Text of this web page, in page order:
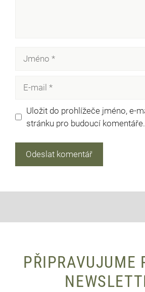
mail
Uložit do prohlížeče jméno, e-
stránku pro budoucí komentáře.
PŘIPRAVUJUME